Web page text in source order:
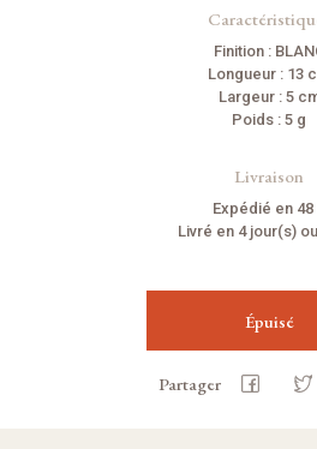
Finition :
Longueur : 13
Largeur : 5
Poids : 5 g
Livraison
Expédié en 48
Livré en 4 jour(s)
Épuisé
Partager